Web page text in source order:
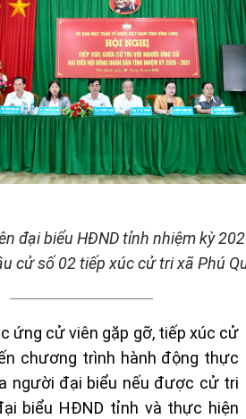
đại biểu HĐND tỉnh nhiệm kỳ
cử số 02 tiếp xúc cử tri xãPhú
ứng cử viên gặp gỡ, tiếp xúc cử
chương trình hành động thực
người đại biểu nếu được cử tri
biểu HĐND tỉnh và thực hiện